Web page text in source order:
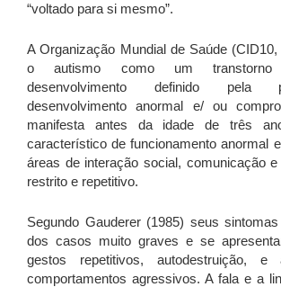
“voltado para si mesmo”.
A Organização Mundial de Saúde
o autismo como um
desenvolvimento definido pela
desenvolvimento anormal e/ ou
manifesta antes da idade de três
característico de funcionamento anormal
áreas de interação social, comunicação
restrito e repetitivo.
Segundo Gauderer (1985) seus
dos casos muito graves e se
gestos repetitivos, autodestruição,
comportamentos agressivos. A fala e a